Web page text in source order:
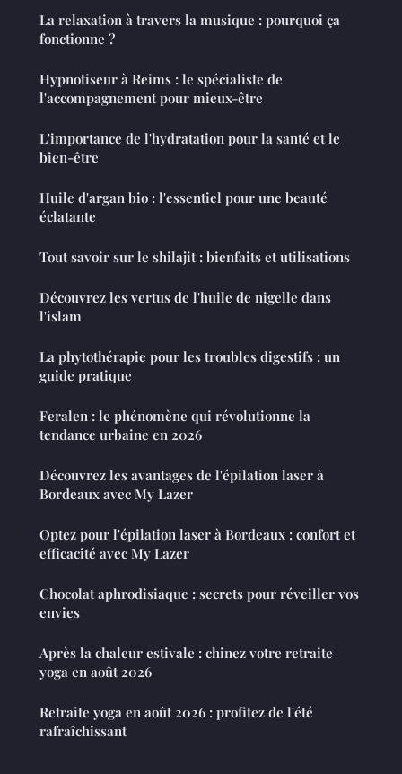
La relaxation à travers la musique : pourquoi ça
fonctionne ?
Hypnotiseur à Reims : le spécialiste de
l'accompagnement pour mieux-être
L'importance de l'hydratation pour la santé et le
bien-être
Huile d'argan bio : l'essentiel pour une beauté
éclatante
Tout savoir sur le shilajit : bienfaits et utilisations
Découvrez les vertus de l'huile de nigelle dans
l'islam
La phytothérapie pour les troubles digestifs : un
guide pratique
Feralen : le phénomène qui révolutionne la
tendance urbaine en 2026
Découvrez les avantages de l'épilation laser à
Bordeaux avec My Lazer
Optez pour l'épilation laser à Bordeaux : confort et
efficacité avec My Lazer
Chocolat aphrodisiaque : secrets pour réveiller vos
envies
Après la chaleur estivale : chinez votre retraite
yoga en août 2026
Retraite yoga en août 2026 : profitez de l'été
rafraîchissant